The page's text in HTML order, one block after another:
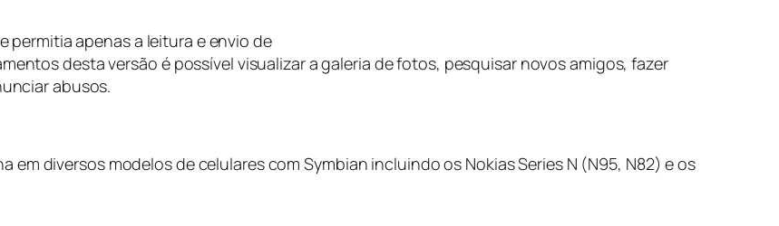
permitia apenas a leitura e envio de
desta versão é possível visualizar a galeria de fotos, pesquisar novos amigos, fazer
abusos.
em diversos modelos de celulares com Symbian incluindo os Nokias Series N (N95, N82) e os